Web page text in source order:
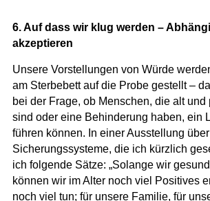
6. Auf dass wir klug werden –
akzeptieren
Unsere Vorstellungen von Würde
am Sterbebett auf die Probe gestellt –
bei der Frage, ob Menschen, die alt und
sind oder eine Behinderung haben, ein
führen können. In einer Ausstellung
Sicherungssysteme, die ich kürzlich
ich folgende Sätze: „Solange wir
können wir im Alter noch viel Positives
noch viel tun; für unsere Familie, für